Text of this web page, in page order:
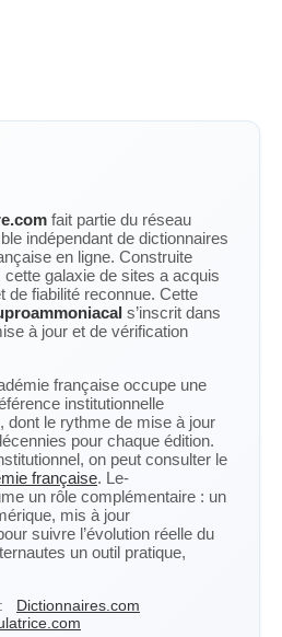
fait partie du réseau
indépendant de dictionnaires
en ligne. Construite
galaxie de sites a acquis
de fiabilité reconnue. Cette
s’inscrit dans
à jour et de vérification
française occupe une
institutionnelle
dont le rythme de mise à jour
pour chaque édition.
on peut consulter le
française. Le-
un rôle complémentaire : un
mis à jour
suivre l’évolution réelle du
un outil pratique,
Dictionnaires.com